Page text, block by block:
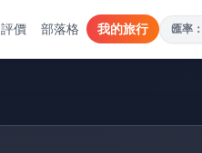
評價 部落格 我的旅行 匯率：